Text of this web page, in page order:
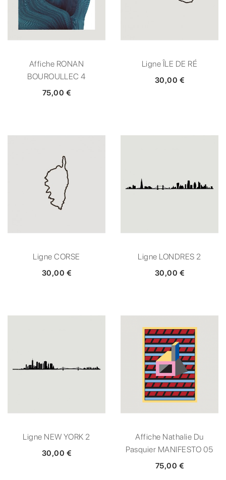
Affiche RONAN
BOUROULLEC 4
75,00 €
Ligne ÎLE DE RÉ
30,00 €
Ligne CORSE
30,00 €
Ligne LONDRES 2
30,00 €
Ligne NEW YORK 2
30,00 €
Affiche Nathalie Du
Pasquier MANIFESTO 05
75,00 €